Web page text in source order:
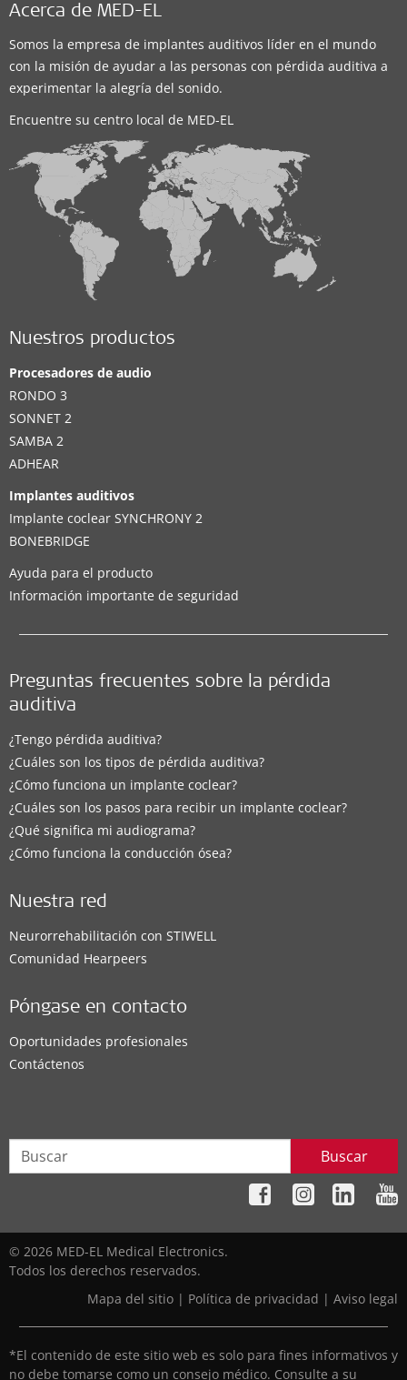
Acerca de MED-EL
Somos la empresa de implantes auditivos líder en el mundo
con la misión de ayudar a las personas con pérdida auditiva a
experimentar la alegría del sonido.
Encuentre su centro local de MED-EL
Nuestros productos
Procesadores de audio
RONDO 3
SONNET 2
SAMBA 2
ADHEAR
Implantes auditivos
Implante coclear SYNCHRONY 2
BONEBRIDGE
Ayuda para el producto
Información importante de seguridad
Preguntas frecuentes sobre la pérdida
auditiva
¿Tengo pérdida auditiva?
¿Cuáles son los tipos de pérdida auditiva?
¿Cómo funciona un implante coclear?
¿Cuáles son los pasos para recibir un implante coclear?
¿Qué significa mi audiograma?
¿Cómo funciona la conducción ósea?
Nuestra red
Neurorrehabilitación con STIWELL
Comunidad Hearpeers
Póngase en contacto
Oportunidades profesionales
Contáctenos
Buscar
© 2026 MED-EL Medical Electronics.
Todos los derechos reservados.
Mapa del sitio | Política de privacidad | Aviso legal
*El contenido de este sitio web es solo para fines informativos y
no debe tomarse como un consejo médico. Consulte a su